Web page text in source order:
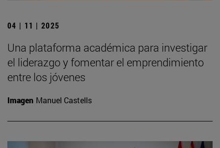
04 | 11 | 2025
Una plataforma académica para investigar
el liderazgo y fomentar el emprendimiento
entre los jóvenes
Imagen Manuel Castells